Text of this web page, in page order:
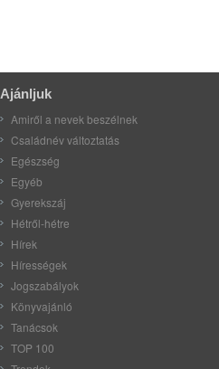
Ajánljuk
Amiről a nevek beszélnek
Családnév változtatás
Egészség
Egyéb
Gyerekszáj
Hétről-hétre
Hírek
Hírességek
Jogszabályok
Könyvajánló
Tanácsok
TOP 100